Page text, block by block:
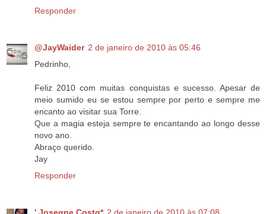
Responder
@JayWaider 2 de janeiro de 2010 às 05:46
Pedrinho,
Feliz 2010 com muitas conquistas e sucesso. Apesar de
meio sumido eu se estou sempre por perto e sempre me
encanto ao visitar sua Torre.
Que a magia esteja sempre te encantando ao longo desse
novo ano.
Abraço querido.
Jay
Responder